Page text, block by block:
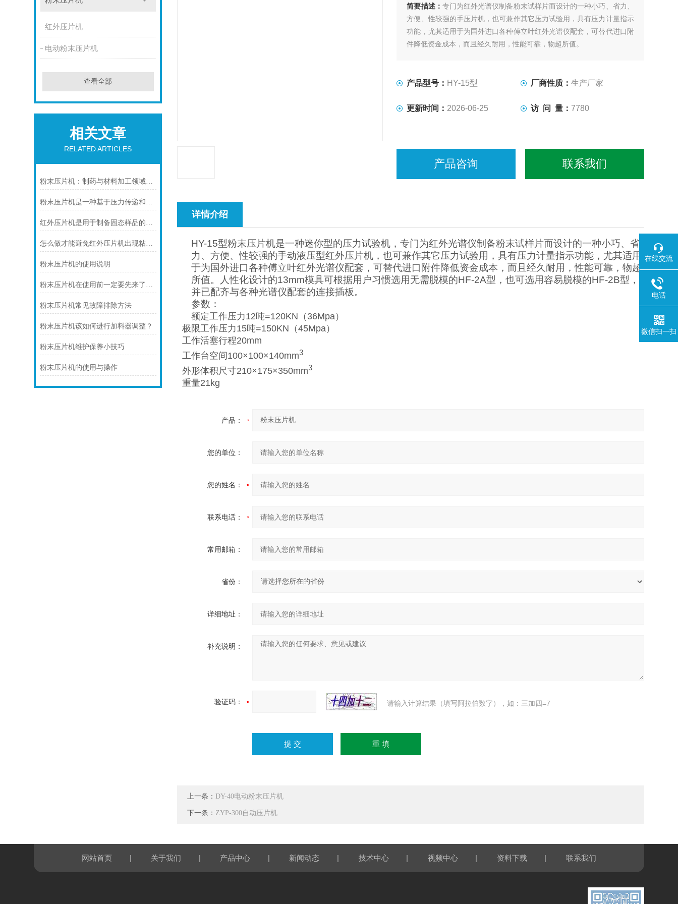
红外压片机
电动粉末压片机
查看全部
相关文章
RELATED ARTICLES
粉末压片机：制药与材料加工领域的关键设备
粉末压片机是一种基于压力传递和成型原理的设备
红外压片机是用于制备固态样品的设备
怎么做才能避免红外压片机出现粘冲的现象呢？
粉末压片机的使用说明
粉末压片机在使用前一定要先来了解下这些
粉末压片机常见故障排除方法
粉末压片机该如何进行加料器调整？
粉末压片机维护保养小技巧
粉末压片机的使用与操作
简要描述： 专门为红外光谱仪制备粉末试样片而设计的一种小巧、省力、
方便、性较强的手压片机，也可兼作其它压力试验用，具有压力计量指示
功能，尤其适用于为国外进口各种傅立叶红外光谱仪配套，可替代进口附
件降低资金成本，而且经久耐用，性能可靠，物超所值。
产品型号： HY-15型 厂商性质： 生产厂家
更新时间： 2026-06-25 访 问 量： 7780
产品咨询 联系我们
详情介绍
HY-15型粉末压片机是一种迷你型的压力试验机，专门为红外光谱仪制备粉末试样片而设计的一种小巧、省
力、方便、性较强的手动液压型红外压片机，也可兼作其它压力试验用，具有压力计量指示功能，尤其适用
于为国外进口各种傅立叶红外光谱仪配套，可替代进口附件降低资金成本，而且经久耐用，性能可靠，物超
所值。人性化设计的13mm模具可根据用户习惯选用无需脱模的HF-2A型，也可选用容易脱模的HF-2B型，
并已配齐与各种光谱仪配套的连接插板。
参数：
额定工作压力12吨=120KN （ 36Mpa）
极限工作压力15吨=150KN （45Mpa）
工作活塞行程20mm
工作台空间 100×100×140mm3
外形体积尺寸210×175×350mm3
重量21kg
产品：
您的单位：
您的姓名：
联系电话：
常用邮箱：
省份：
详细地址：
补充说明：
验证码： 请输入计算结果（填写阿拉伯数字），如：三加四=7
上一条： DY-40电动粉末压片机
下一条： ZYP-300自动压片机
网站首页 | 关于我们 | 产品中心 | 新闻动态 | 技术中心 | 视频中心 | 资料下载 | 联系我们
在线交流
电话
微信扫一扫